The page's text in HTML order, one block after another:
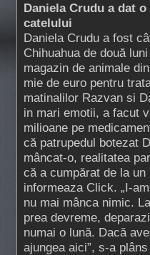
Daniela Crudu a dat
catelului
Daniela Crudu a fost
Chihuahua de două
magazin de animale
mie de euro pentru
matinalilor Razvan si
in mari emotii, a facut
milioane pe
că patrupedul botezat
mâncat-o, realitatea
că a cumpărat de la
informeaza Click. „I-
nu mai mânca nimic.
prea devreme,
numai o lună. Dacă
ajungea aici”, s-a